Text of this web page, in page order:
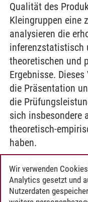
Qualität des
Kleingruppen eine
analysieren die
inferenzstatistisch
theoretischen und
Ergebnisse.
die Präsentation
die
sich insbesondere
theoretisch-
haben.
Leuphana
Wir verwenden
Analytics gesetzt und
Nutzerdaten